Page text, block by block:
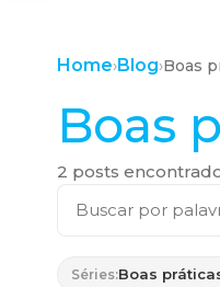
Home›Blog›Boas
Boas
2 posts
Séries:Boas